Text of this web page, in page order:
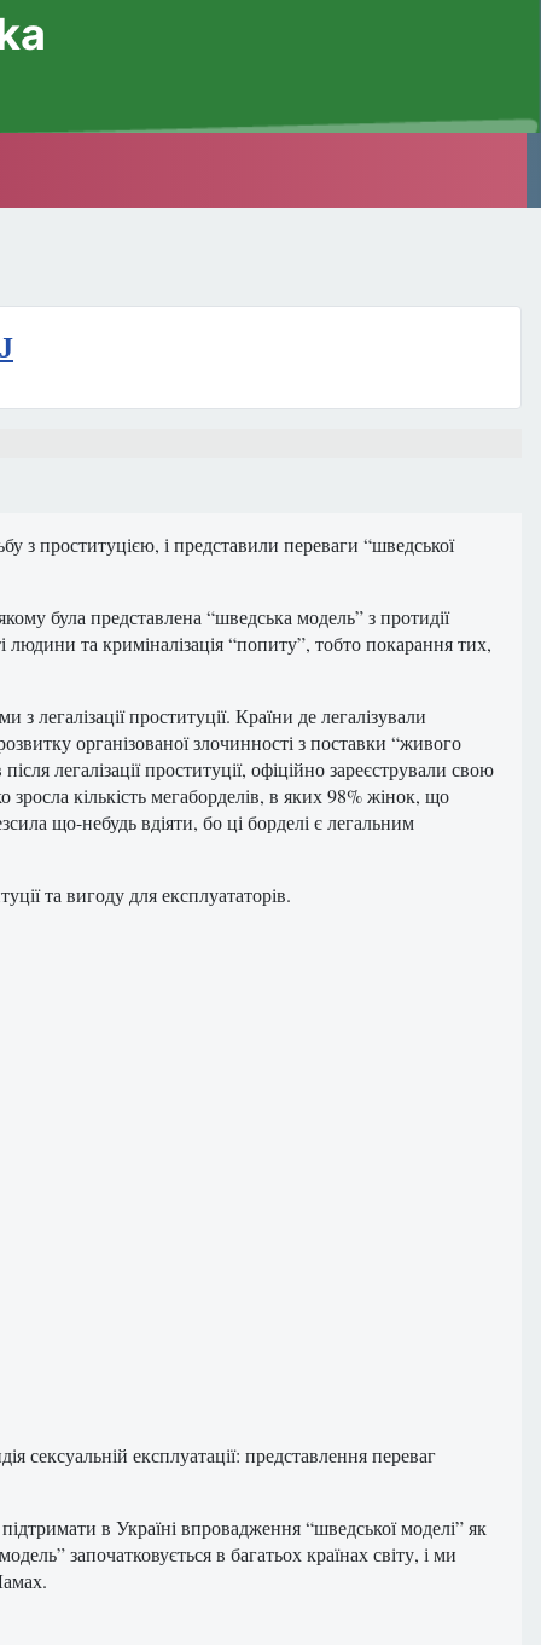
з проституцією, і представили переваги “шведської
була представлена “шведська модель” з протидії
людини та криміналізація “попиту”, тобто покарання тих,
легалізації проституції. Країни де легалізували
організованої злочинності з поставки “живого
легалізації проституції, офіційно зареєстрували свою
зросла кількість мегаборделів, в яких 98% жінок, що
що-небудь вдіяти, бо ці борделі є легальним
та вигоду для експлуататорів.
експлуатації: представлення переваг
в Україні впровадження “шведської моделі” як
започатковується в багатьох країнах світу, і ми